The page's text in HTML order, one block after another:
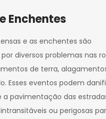
Enchentes
e as enchentes são
diversos problemas nas
de terra,
Esses eventos podem
a pavimentação das
ou perigosas